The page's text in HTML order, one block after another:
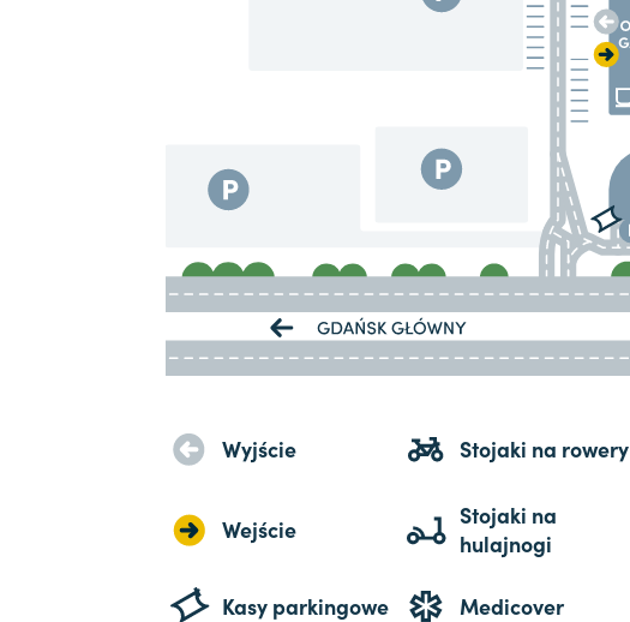
Wyjście Stojaki na rowery
Wejście
Stojaki na
hulajnogi
Kasy parkingowe Medicover